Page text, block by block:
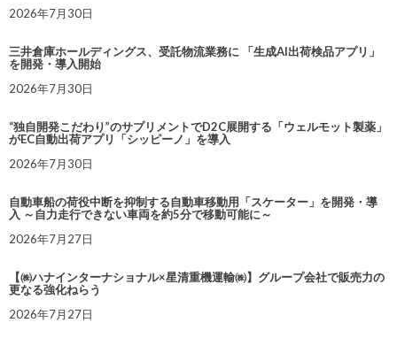
2026年7月30日
三井倉庫ホールディングス、受託物流業務に 「生成AI出荷検品アプリ」
を開発・導入開始
2026年7月30日
“独自開発こだわり”のサプリメントでD2C展開する「ウェルモット製薬」
がEC自動出荷アプリ「シッピーノ」を導入
2026年7月30日
自動車船の荷役中断を抑制する自動車移動用「スケーター」を開発・導
入 ～自力走行できない車両を約5分で移動可能に～
2026年7月27日
【㈱ハナインターナショナル×星清重機運輸㈱】グループ会社で販売力の
更なる強化ねらう
2026年7月27日